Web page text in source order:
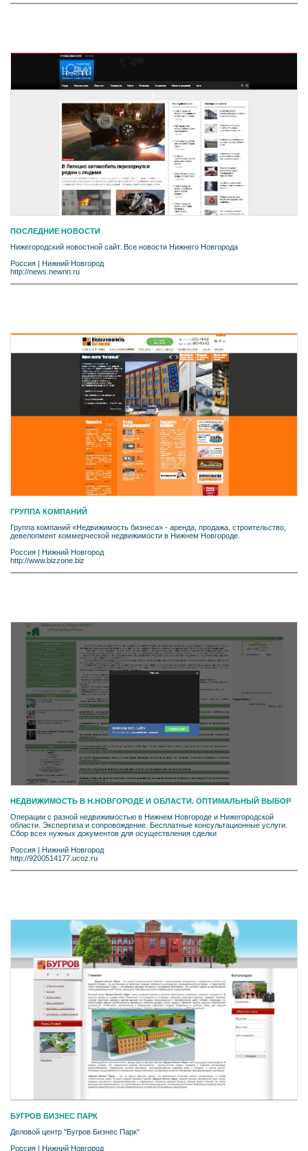
ПОСЛЕДНИЕ НОВОСТИ
Нижегородский новостной сайт. Все новости Нижнего Новгорода
Россия | Нижний Новгород
http://news.newnn.ru
ГРУППА КОМПАНИЙ
Группа компаний «Недвижимость бизнеса» - аренда, продажа, строительство,
девелопмент коммерческой недвижимости в Нижнем Новгороде.
Россия
Нижний Новгород
http://www.bizzone.biz
НЕДВИЖИМОСТЬ В Н.НОВГОРОДЕ И ОБЛАСТИ. ОПТИМАЛЬНЫЙ ВЫБОР
Операции с разной недвижимостью в Нижнем Новгороде и Нижегородской
области. Экспертиза и сопровождение. Бесплатные консультационные услуги.
Сбор всех нужных документов для осуществления сделки
Россия | Нижний Новгород
http://9200514177.ucoz.ru
БУГРОВ БИЗНЕС ПАРК
Деловой центр "Бугров Бизнес Парк"
Россия | Нижний Новгород